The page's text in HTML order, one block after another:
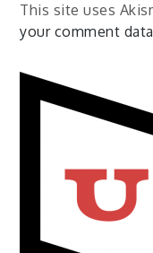
This site uses
your comment